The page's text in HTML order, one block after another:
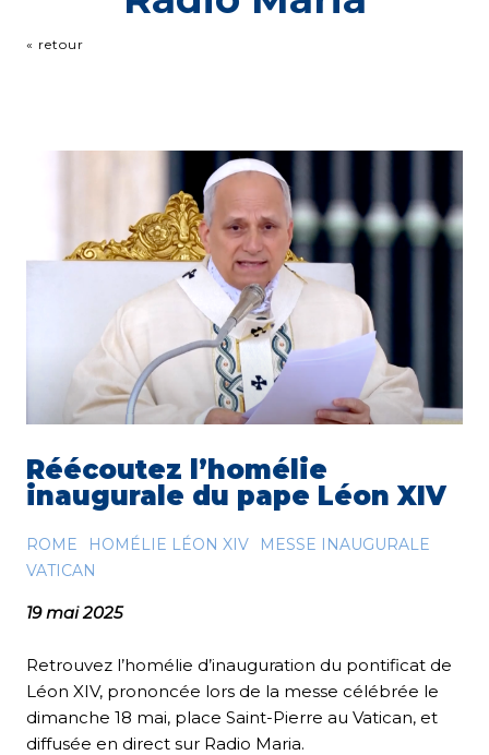
« retour
Réécoutez l’homélie
inaugurale du pape Léon XIV
ROME HOMÉLIE LÉON XIV
MESSE INAUGURALE
VATICAN
19 mai 2025
Retrouvez l’homélie d’inauguration du pontificat de
Léon XIV, prononcée lors de la messe célébrée le
dimanche 18 mai, place Saint-Pierre au Vatican, et
diffusée en direct sur Radio Maria.